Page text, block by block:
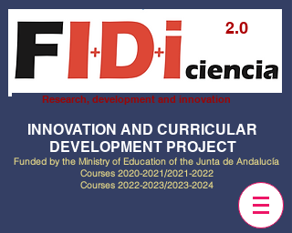
2.0
Research, development and innovation
INNOVATION AND CURRICULAR
DEVELOPMENT PROJECT
Funded by the Ministry of Education of the Junta de Andalucía
Courses 2020-2021/2021-2022
Courses 2022-2023/2023-2024